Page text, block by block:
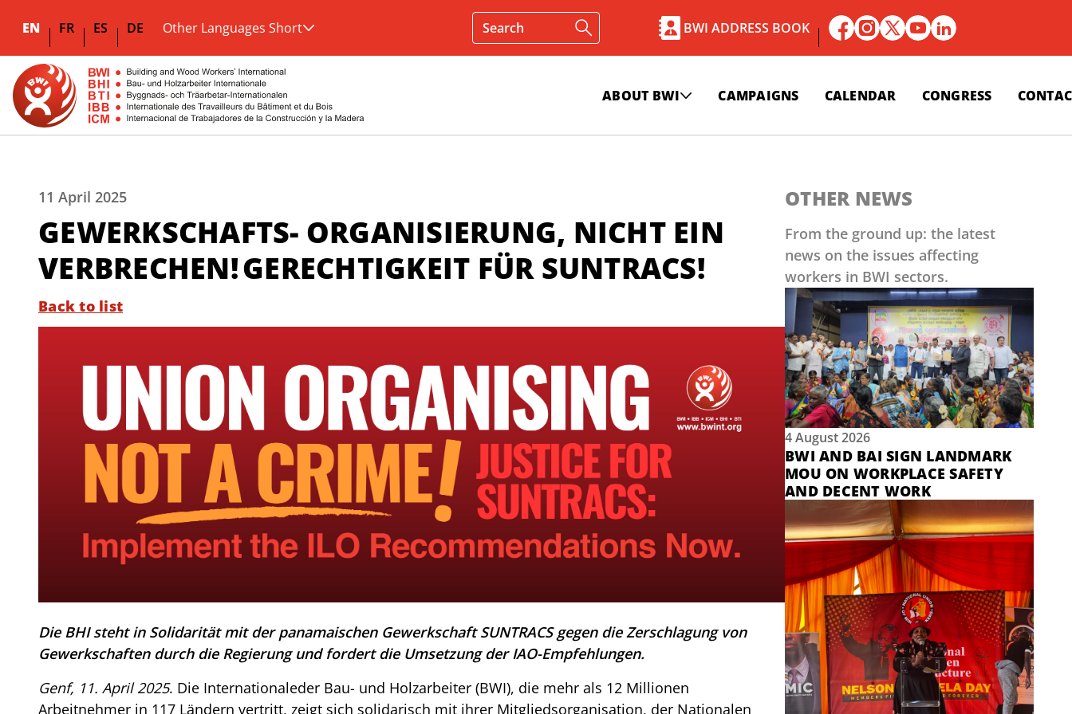
EN FR ES DE Other Languages Short BWI ADDRESS BOOK
ABOUT BWI CAMPAIGNS CALENDAR CONGRESS
11 April 2025
GEWERKSCHAFTS- ORGANISIERUNG, NICHT EIN
VERBRECHEN! GERECHTIGKEIT FÜR SUNTRACS!
Back to list
Die BHI steht in Solidarität mit der panamaischen Gewerkschaft SUNTRACS gegen die Zerschlagung von
Gewerkschaften durch die Regierung und fordert die Umsetzung der IAO-Empfehlungen.
Genf, 11. April 2025. Die Internationaleder Bau- und Holzarbeiter (BWI), die mehr als 12 Millionen
Arbeitnehmer in 117 Ländern vertritt, zeigt sich solidarisch mit ihrer Mitgliedsorganisation, der Nationalen
OTHER NEWS
From the ground up: the latest
news on the issues affecting
workers in BWI sectors.
4 August 2026
BWI AND BAI SIGN LANDMARK
MOU ON WORKPLACE SAFETY
AND DECENT WORK